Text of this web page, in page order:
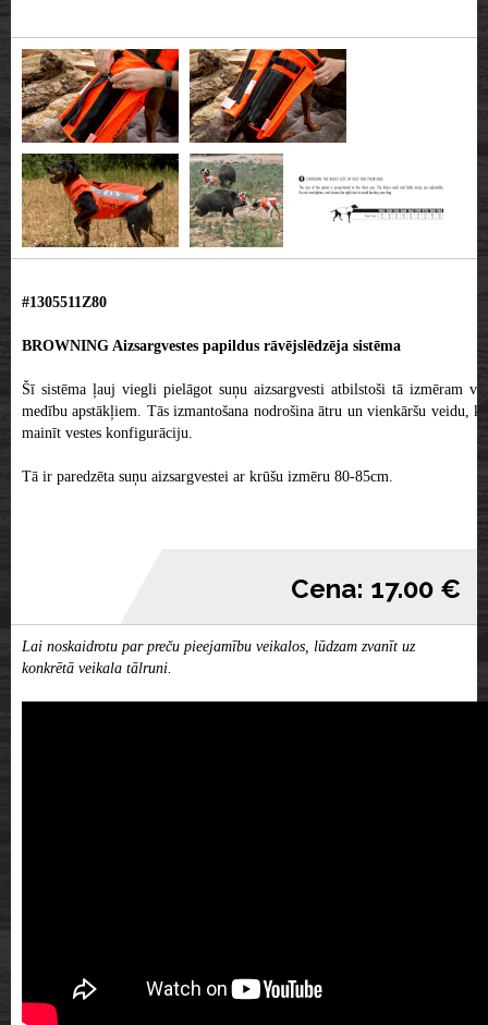
#1305511Z80
BROWNING Aizsargvestes papildus rāvējslēdzēja sistēma
Šī sistēma ļauj viegli pielāgot suņu aizsargvesti atbilstoši tā izmēram vai
medību apstākļiem. Tās izmantošana nodrošina ātru un vienkāršu veidu, kā
mainīt vestes konfigurāciju.
Tā ir paredzēta suņu aizsargvestei ar krūšu izmēru 80-85cm.
Cena: 17.00 €
Lai noskaidrotu par preču pieejamību veikalos, lūdzam zvanīt uz
konkrētā veikala tālruni.